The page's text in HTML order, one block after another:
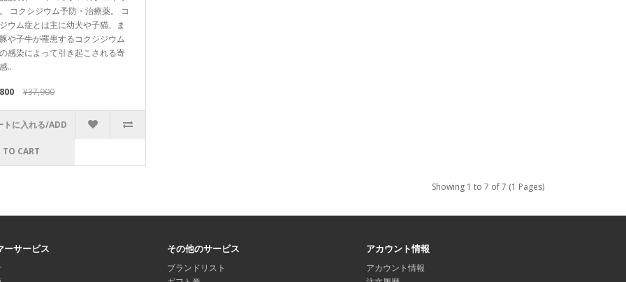
コクシジウム予防・治療薬。 コ
ウム症とは主に幼犬や子猫、ま
や子牛が罹患するコクシジウム
感染によって引き起こされる寄
..
¥37,900
トに入れる/ADD
TO CART
Showing 1 to 7 of 7 (1 Pages)
ーサービス その他のサービス
ブランドリスト
アカウント情報
アカウント情報